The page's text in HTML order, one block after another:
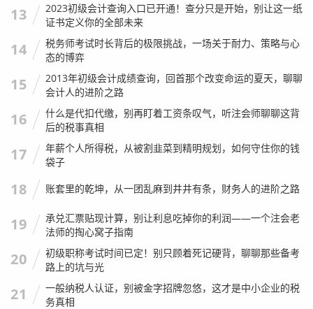
13
2023初级会计查询入口已开通！查分只是开始，别让这一纸
证书定义你的全部未来
14
税务师考试时长背后的极限挑战，一场关于耐力、策略与心
态的博弈
15
2013年初级会计成绩查询，回首那个改变命运的夏天，聊聊
会计人的进阶之路
16
什么是代扣代缴，别再盯着工资条叹气，听注会师聊聊这背
后的税事真相
17
年薪个人所得税，从被割韭菜到精明规划，如何守住你的钱
袋子
18 账套里的乾坤，从一团乱麻到井井有条，财务人的进阶之路
19
承兑汇票贴现计算，别让利息吃掉你的利润——一个注会老
法师的掏心窝子指南
20
初级职称考试时间已定！别只顾着死记硬背，聊聊那些备考
路上的坑与光
21
一般纳税人认证，别被金字招牌忽悠，这才是中小企业的税
务真相